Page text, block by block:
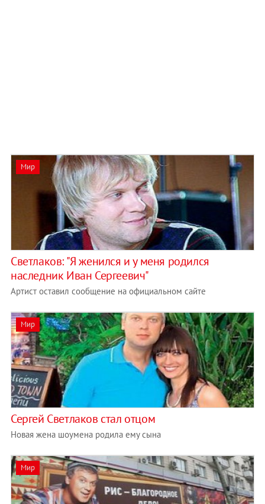
Мир
Светлаков: "Я женился и у меня родился
наследник Иван Сергеевич"
Артист оставил сообщение на официальном сайте
Мир
Сергей Светлаков стал отцом
Новая жена шоумена родила ему сына
Мир